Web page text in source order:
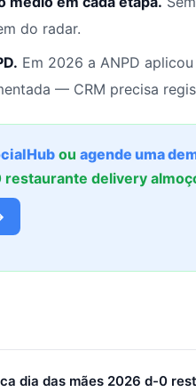
do radar.
Em 2026 a ANPD
— CRM precisa
ou agende uma
delivery
dia das mães 2026 d-0